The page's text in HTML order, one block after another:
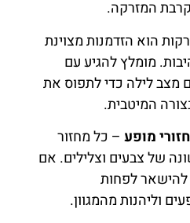
המזרקה.
הוא הזדמנות מצוינת
מומלץ להגיע עם
מצב לילה כדי לתפוס את
המיטבית.
מופע – כל מחזור
של צבעים וצלילים. אם
להישאר לפחות
וליהנות מהמגוון.